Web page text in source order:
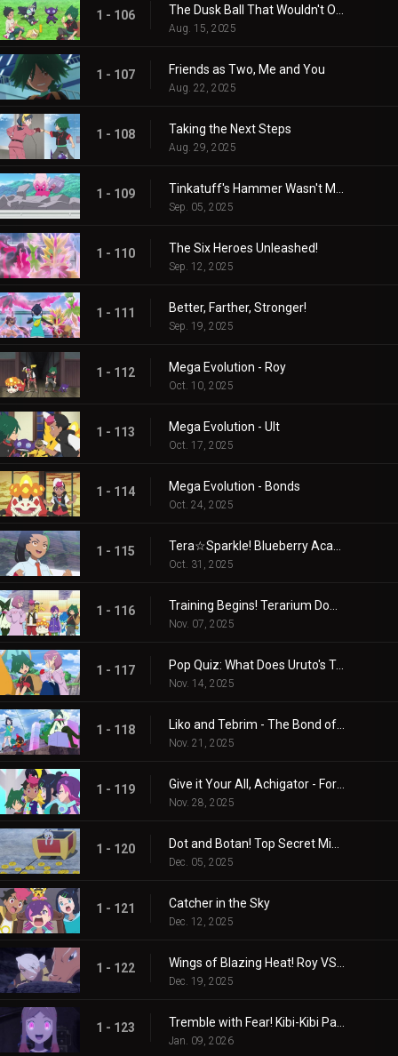
1 - 106
Aug. 15, 2025
1 - 107 Friends as Two, Me and You
Aug. 22, 2025
1 - 108 Taking the Next Steps
Aug. 29, 2025
1 - 109
Sep. 05, 2025
1 - 110 The Six Heroes Unleashed!
Sep. 12, 2025
1 - 111 Better, Farther, Stronger!
Sep. 19, 2025
1 - 112 Mega Evolution - Roy
Oct. 10, 2025
1 - 113 Mega Evolution - Ult
Oct. 17, 2025
1 - 114 Mega Evolution - Bonds
Oct. 24, 2025
1 - 115
Oct. 31, 2025
1 - 116
Nov. 07, 2025
1 - 117 Pop Quiz: What Does Uruto's Training Involve?
Nov. 14, 2025
1 - 118
Nov. 21, 2025
1 - 119
Nov. 28, 2025
1 - 120
Dec. 05, 2025
1 - 121 Catcher in the Sky
Dec. 12, 2025
1 - 122
Dec. 19, 2025
1 - 123
Jan. 09, 2026